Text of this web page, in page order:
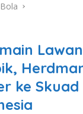
Bola
ke Skuad